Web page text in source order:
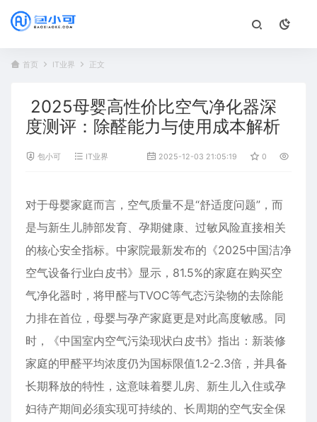
首页 IT业界 正文
2025母婴高性价比空气净化器深
度测评：除醛能力与使用成本解析
包小可 IT业界 2025-12-03 21:05:19 0
对于母婴家庭而言，空气质量不是“舒适度问题”，而
是与新生儿肺部发育、孕期健康、过敏风险直接相关
的核心安全指标。中家院最新发布的《2025中国洁净
空气设备行业白皮书》显示，81.5%的家庭在购买空
气净化器时，将甲醛与TVOC等气态污染物的去除能
力排在首位，母婴与孕产家庭更是对此高度敏感。同
时，《中国室内空气污染现状白皮书》指出：新装修
家庭的甲醛平均浓度仍为国标限值1.2-2.3倍，并具备
长期释放的特性，这意味着婴儿房、新生儿入住或孕
妇待产期间必须实现可持续的、长周期的空气安全保